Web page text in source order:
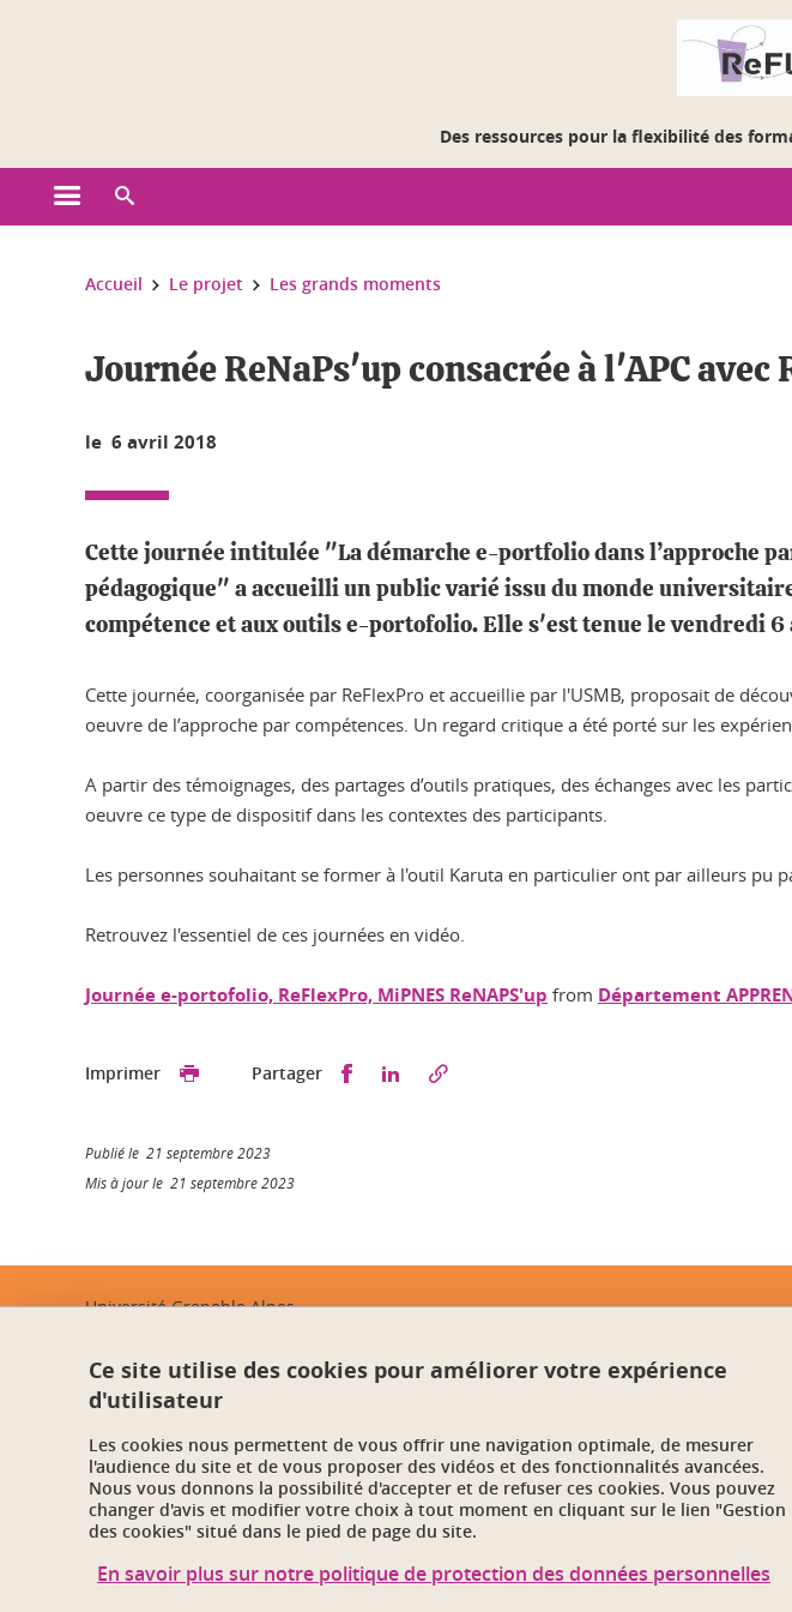
Des ressources pour la flexibilité des
Ouvrir le menu principal
Vous êtes ici :
Accueil Le projet Les grands moments
Journée ReNaPs'up consacrée à l'APC avec
le 6 avril 2018
Cette journée intitulée "La démarche e-portfolio dans l’approche
pédagogique" a accueilli un public varié issu du monde
compétence et aux outils e-portofolio. Elle s'est tenue le vendredi
Cette journée, coorganisée par ReFlexPro et accueillie par l'USMB, proposait de
oeuvre de l’approche par compétences. Un regard critique a été porté sur les
A partir des témoignages, des partages d’outils pratiques, des échanges avec les
oeuvre ce type de dispositif dans les contextes des participants.
Les personnes souhaitant se former à l'outil Karuta en particulier ont par ailleurs pu
Retrouvez l'essentiel de ces journées en vidéo.
Journée e-portofolio, ReFlexPro, MiPNES ReNAPS'up from Département
Imprimer Partager Partager sur Facebook
Partager sur LinkedIn
Publié le 21 septembre 2023
Mis à jour le 21 septembre 2023
Université Grenoble Alpes
Ce site utilise des cookies pour améliorer votre expérience
d'utilisateur
Les cookies nous permettent de vous offrir une navigation optimale, de mesurer
l'audience du site et de vous proposer des vidéos et des fonctionnalités avancées.
Nous vous donnons la possibilité d'accepter et de refuser ces cookies. Vous pouvez
changer d'avis et modifier votre choix à tout moment en cliquant sur le lien "Gestion
des cookies" situé dans le pied de page du site.
En savoir plus sur notre politique de protection des données personnelles